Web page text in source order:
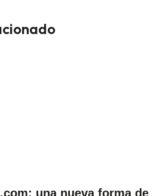
una nueva forma de